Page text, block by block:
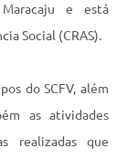
e está
Social (CRAS).
do SCFV, além
as atividades
realizadas que